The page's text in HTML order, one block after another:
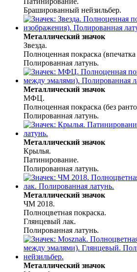
Брашированный нейзильбер.
Металлический значок
Звезда.
Полноценная покраска
Полированная латунь.
Металлический значок
МФЦ.
Полноценная покраска (без
Полированная латунь.
Металлический значок
Крылья.
Патинирование.
Полированная латунь.
Металлический значок
ЧМ 2018.
Полноцветная покраска.
Глянцевый лак.
Полированная латунь.
Металлический значок